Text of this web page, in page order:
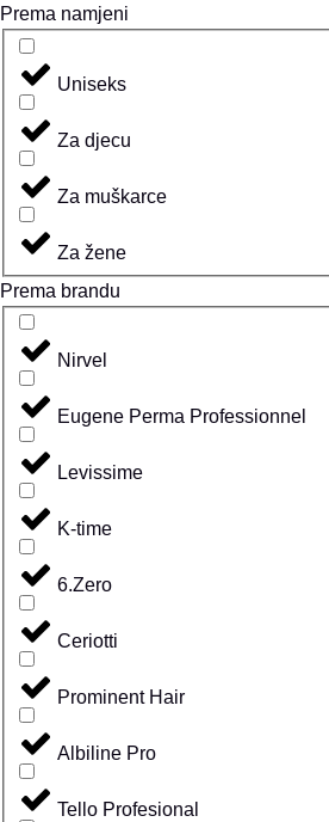
Prema namjeni
Uniseks
Za djecu
Za muškarce
Za žene
Prema brandu
Nirvel
Eugene Perma Professionnel
Levissime
K-time
6.Zero
Ceriotti
Prominent Hair
Albiline Pro
Tello Profesional